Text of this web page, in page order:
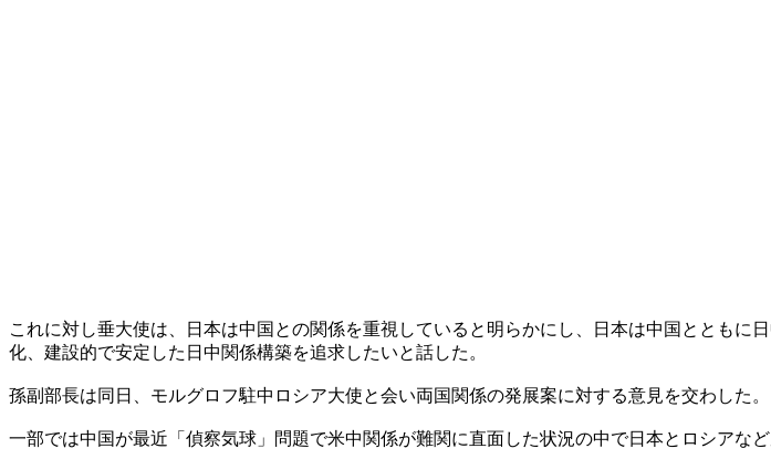
これに対し垂大使は、日本は中国との関係を重視していると明らかにし、日本は中国ととも
化、建設的で安定した日中関係構築を追求したいと話した。
孫副部長は同日、モルグロフ駐中ロシア大使と会い両国関係の発展案に対する意見を交わした。
一部では中国が最近「偵察気球」問題で米中関係が難関に直面した状況の中で日本とロシアな